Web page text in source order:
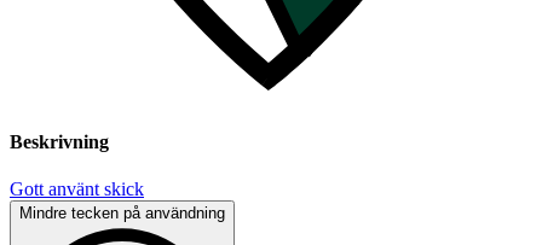
Beskrivning
Gott använt skick
Mindre tecken på användning